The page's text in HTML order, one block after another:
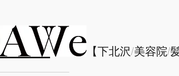
​【下北沢/美容院/